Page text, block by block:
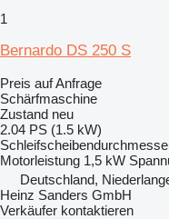
1
Bernardo DS 250 S
Preis auf Anfrage
Schärfmaschine
Zustand neu
2.04 PS (1.5 kW)
Motorleistung 1,5 kW
Deutschland,
Heinz Sanders GmbH
Verkäufer kontaktieren